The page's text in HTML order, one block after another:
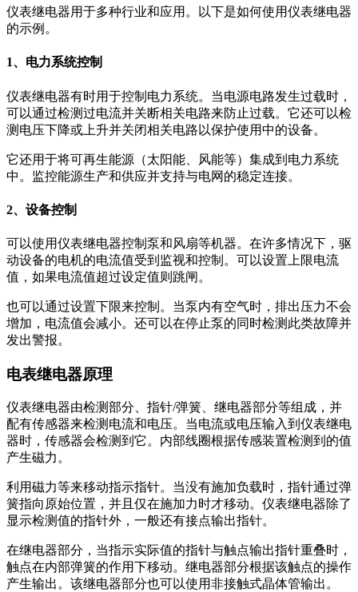
仪表继电器用于多种行业和应用。以下是如何使用仪表继电器
的示例。
1、电力系统控制
仪表继电器有时用于控制电力系统。当电源电路发生过载时，
可以通过检测过电流并关断相关电路来防止过载。它还可以检
测电压下降或上升并关闭相关电路以保护使用中的设备。
它还用于将可再生能源（太阳能、风能等）集成到电力系统
中。监控能源生产和供应并支持与电网的稳定连接。
2、设备控制
可以使用仪表继电器控制泵和风扇等机器。在许多情况下，驱
动设备的电机的电流值受到监视和控制。可以设置上限电流
值，如果电流值超过设定值则跳闸。
也可以通过设置下限来控制。当泵内有空气时，排出压力不会
增加，电流值会减小。还可以在停止泵的同时检测此类故障并
发出警报。
电表继电器原理
仪表继电器由检测部分、指针/弹簧、继电器部分等组成，并
配有传感器来检测电流和电压。当电流或电压输入到仪表继电
器时，传感器会检测到它。内部线圈根据传感装置检测到的值
产生磁力。
利用磁力等来移动指示指针。当没有施加负载时，指针通过弹
簧指向原始位置，并且仅在施加力时才移动。仪表继电器除了
显示检测值的指针外，一般还有接点输出指针。
在继电器部分，当指示实际值的指针与触点输出指针重叠时，
触点在内部弹簧的作用下移动。继电器部分根据该触点的操作
产生输出。该继电器部分也可以使用非接触式晶体管输出。